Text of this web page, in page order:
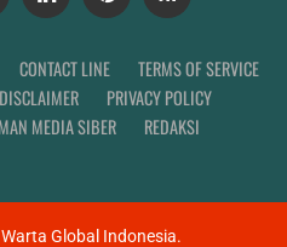
CONTACT LINE
TERMS OF SERVICE
DISCLAIMER
PRIVACY POLICY
MEDIA SIBER REDAKSI
Warta Global Indonesia.